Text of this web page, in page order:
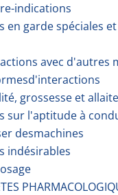
indications
en garde spéciales
avec d'autres
grossesse et
sur l'aptitude à
desmachines
indésirables